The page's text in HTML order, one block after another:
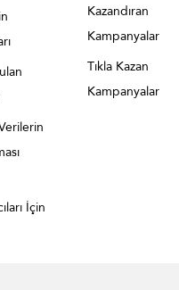
İçin
Kazandıran
Kampanyalar
Tıkla Kazan
Kampanyalar